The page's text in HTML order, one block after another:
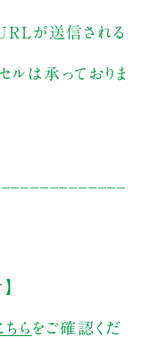
が送信される
ルは承っておりま
ちら をご確認くだ